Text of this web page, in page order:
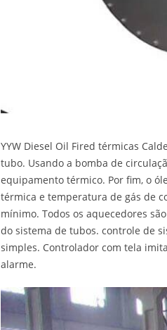
YYW Diesel Oil Fired térmicas
tubo. Usando a bomba de
equipamento térmico. Por fim, o
térmica e temperatura de gás de
mínimo. Todos os aquecedores
do sistema de tubos. controle de
simples. Controlador com tela
alarme.